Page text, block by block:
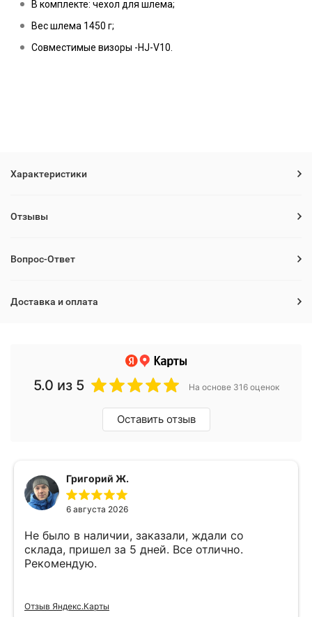
В комплекте: чехол для шлема;
Вес шлема 1450 г;
Совместимые визоры -HJ-V10.
Характеристики
Отзывы
Вопрос-Ответ
Доставка и оплата